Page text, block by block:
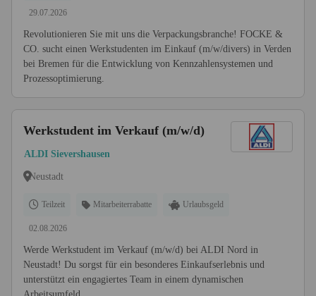
29.07.2026
Revolutionieren Sie mit uns die Verpackungsbranche! FOCKE &
CO. sucht einen Werkstudenten im Einkauf (m/w/divers) in Verden
bei Bremen für die Entwicklung von Kennzahlensystemen und
Prozessoptimierung.
Werkstudent im Verkauf (m/w/d)
ALDI Sievershausen
Neustadt
Teilzeit Mitarbeiterrabatte Urlaubsgeld
02.08.2026
Werde Werkstudent im Verkauf (m/w/d) bei ALDI Nord in
Neustadt! Du sorgst für ein besonderes Einkaufserlebnis und
unterstützt ein engagiertes Team in einem dynamischen